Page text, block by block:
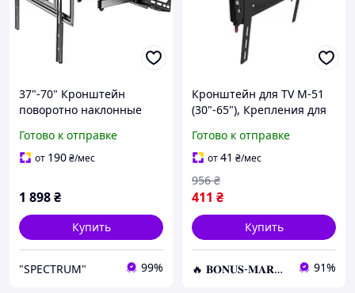
37"-70" Кронштейн
поворотно наклонные
UniBracket BZ31-46
Крепления для
регулировкой
Готово к отправке
от 190₴/мес
1 898₴
Купить
"SPECTRUM" 99%
Кронштейн для TV M-51
(30"-65"), Крепления для
крепление на стену
Готово к отправке
от41 ₴/мес
411 ₴
956 ₴
Купить
🔥 𝐁𝐎𝐍𝐔𝐒-𝐌𝐀𝐑𝐊𝐄𝐓 🔥 – Трендовые товары по лучшим ценам 91%